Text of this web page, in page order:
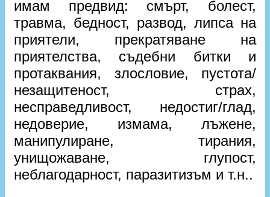
имам предвид: смърт, болест,
травма, бедност, развод, липса на
приятели, прекратяване на
приятелства, съдебни битки и
протаквания, злословие, пустота/
незащитеност, страх,
несправедливост, недостиг/глад,
недоверие, измама, лъжене,
манипулиране, тирания,
унищожаване, глупост,
неблагодарност, паразитизъм и т.н..